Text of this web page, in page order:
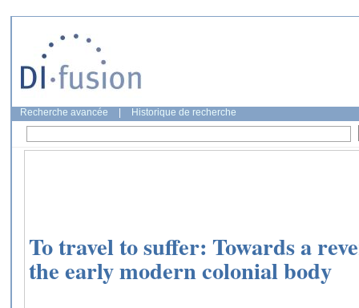
Recherche avancée Historique de recherche
To travel to suffer: Towards a
the early modern colonial body